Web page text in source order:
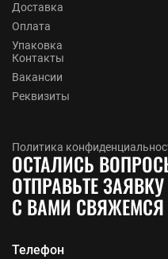
Доставка
Оплата
Упаковка
Контакты
Вакансии
Реквизиты
Политика
ОСТАЛИСЬ
ОТПРАВЬТЕ
С ВАМИ СВЯЖЕМСЯ
Телефон